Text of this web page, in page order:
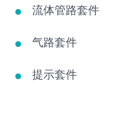
流体管路套件
气路套件
提示套件